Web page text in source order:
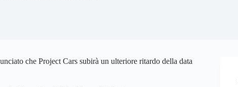
che Project Cars subirà un ulteriore ritardo della data